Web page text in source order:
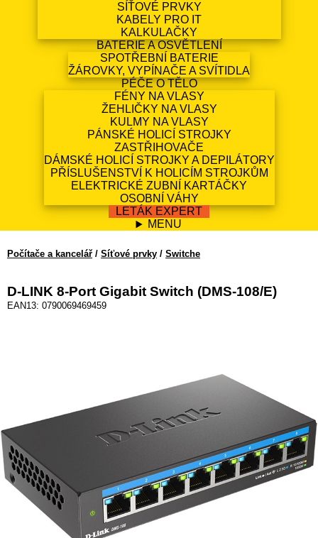
SÍŤOVÉ PRVKY
KABELY PRO IT
KALKULAČKY
BATERIE A OSVĚTLENÍ
SPOTŘEBNÍ BATERIE
ŽÁROVKY, VYPÍNAČE A SVÍTIDLA
PÉČE O TĚLO
FÉNY NA VLASY
ŽEHLIČKY NA VLASY
KULMY NA VLASY
PÁNSKÉ HOLICÍ STROJKY
ZASTŘIHOVAČE
DÁMSKÉ HOLICÍ STROJKY A DEPILÁTORY
PŘÍSLUŠENSTVÍ K HOLICÍM STROJKŮM
ELEKTRICKÉ ZUBNÍ KARTÁČKY
OSOBNÍ VÁHY
LETÁK EXPERT
MENU
Počítače a kancelář / Síťové prvky / Switche
D-LINK 8-Port Gigabit Switch (DMS-108/E)
EAN13: 0790069469459